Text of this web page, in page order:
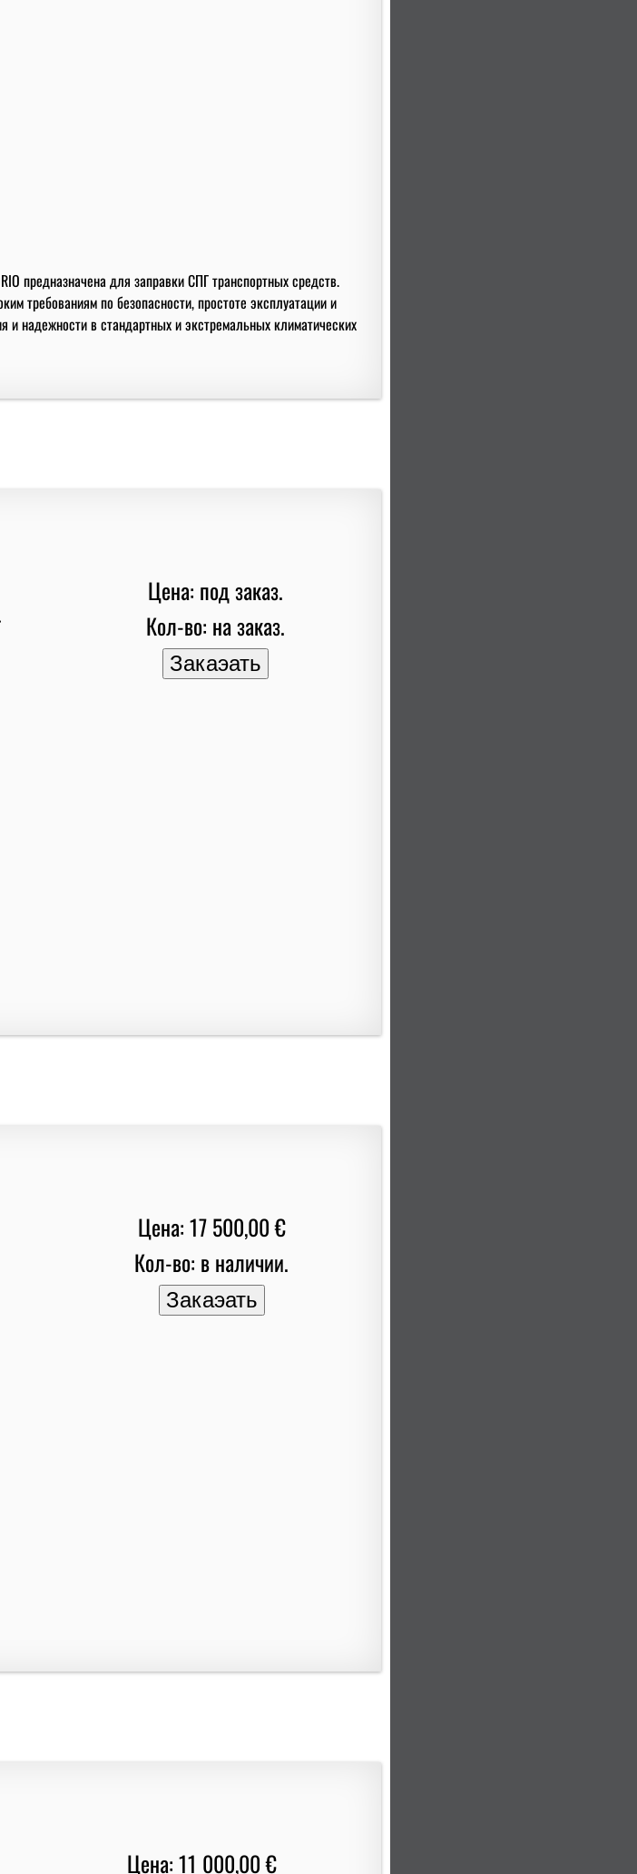
предназначена для заправки СПГ транспортных средств.
требованиям по безопасности, простоте эксплуатации и
и надежности в стандартных и экстремальных климатических
Цена: под заказ.
Кол-во: на заказ.
Цена: 17 500,00 €
Кол-во: в наличии.
Цена: 11 000,00 €